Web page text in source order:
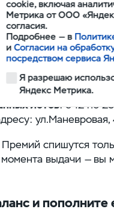
декабря в
декабря, 23:59.
: 29 декабря в
лотов: с 12 по
ул.Маневровая,
спишутся
выдачи — вы
и пополните
cookie, включая
Метрика от ООО
согласия.
Подробнее — в
иСогласии на
посредством сервиса
Я разрешаю
Яндекс Метрика.